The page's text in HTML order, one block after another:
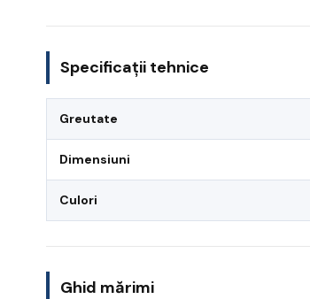
Specificații tehnice
Greutate
Dimensiuni
Culori
Ghid mărimi